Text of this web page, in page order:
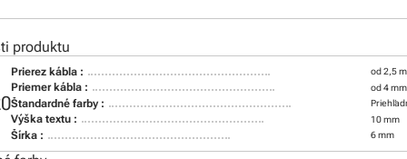
produktu
Prierez kábla : od 2,5
Priemer kábla : od 4
Štandardné farby :
Výška textu : 10 mm
Šírka : 6 mm